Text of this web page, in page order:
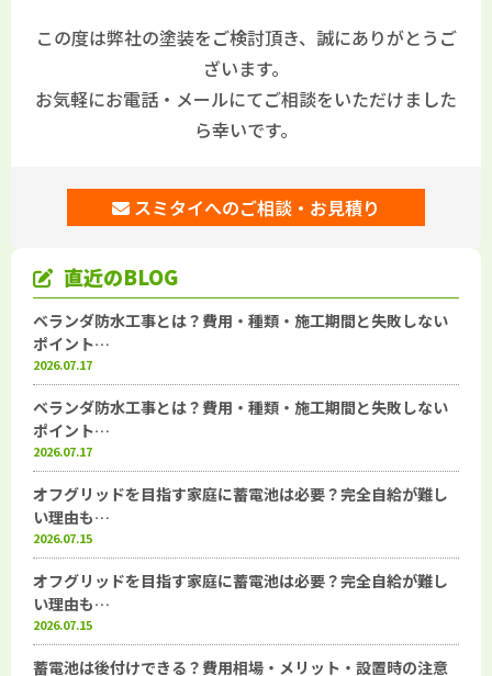
この度は弊社の塗装をご検討頂き、誠にありがとうご
ざいます。
お気軽にお電話・メールにてご相談をいただけました
ら幸いです。
スミタイへのご相談・お見積り
直近のBLOG
ベランダ防水工事とは？費用・種類・施工期間と失敗しない
ポイント…
2026.07.17
ベランダ防水工事とは？費用・種類・施工期間と失敗しない
ポイント…
2026.07.17
オフグリッドを目指す家庭に蓄電池は必要？完全自給が難し
い理由も…
2026.07.15
オフグリッドを目指す家庭に蓄電池は必要？完全自給が難し
い理由も…
2026.07.15
蓄電池は後付けできる？費用相場・メリット・設置時の注意